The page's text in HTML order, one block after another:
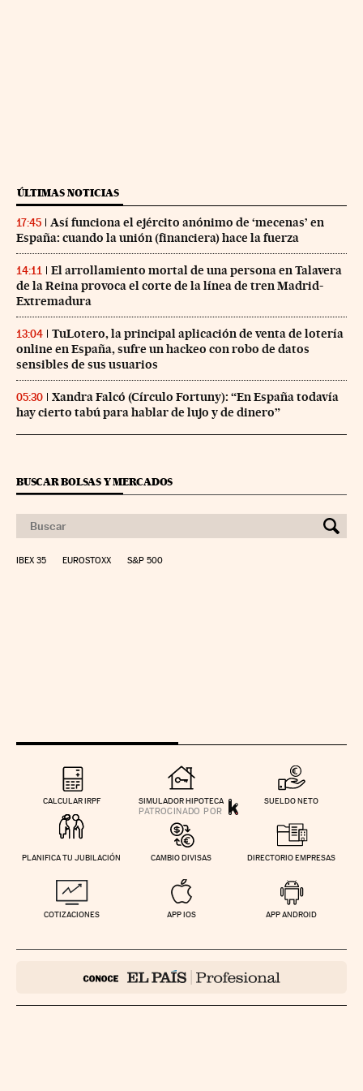
ÚLTIMAS NOTICIAS
17:45
Así funciona el ejército anónimo de ‘mecenas’ en
España: cuando la unión (financiera) hace la fuerza
14:11
El arrollamiento mortal de una persona en Talavera
de la Reina provoca el corte de la línea de tren Madrid-
Extremadura
13:04
TuLotero, la principal aplicación de venta de lotería
online en España, sufre un hackeo con robo de datos
sensibles de sus usuarios
05:30
Xandra Falcó (Círculo Fortuny): “En España todavía
hay cierto tabú para hablar de lujo y de dinero”
BUSCAR BOLSAS Y MERCADOS
IBEX 35 EUROSTOXX S&P 500
CALCULAR IRPF SIMULADOR HIPOTECA SUELDO NETO
PLANIFICA TU JUBILACIÓN CAMBIO DIVISAS DIRECTORIO EMPRESAS
COTIZACIONES APP IOS APP ANDROID